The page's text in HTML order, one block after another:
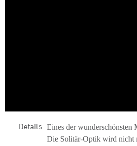
Details Eines der wunderschönsten
Die Solitär-Optik wird nicht